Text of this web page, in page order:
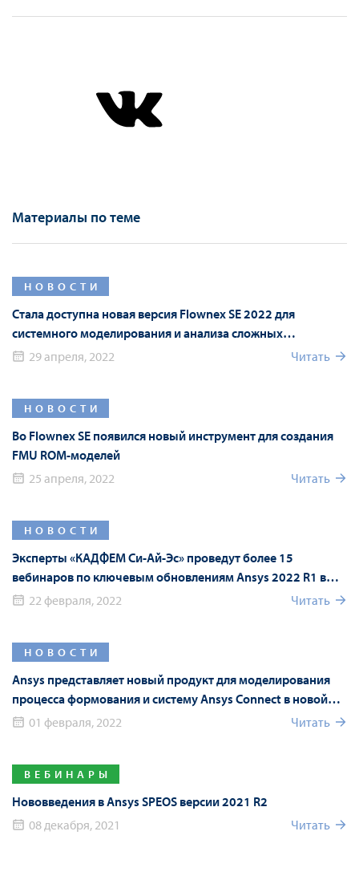
Материалы по теме
НОВОСТИ
Стала доступна новая версия Flownex SE 2022 для
системного моделирования и анализа сложных
гидравлических систем
29 апреля, 2022 Читать
НОВОСТИ
Во Flownex SE появился новый инструмент для создания
FMU ROM-моделей
25 апреля, 2022
Читать
НОВОСТИ
Эксперты «КАДФЕМ Си-Ай-Эс» проведут более 15
вебинаров по ключевым обновлениям Ansys 2022 R1 в
рамках Форума Ansys
22 февраля, 2022 Читать
НОВОСТИ
Ansys представляет новый продукт для моделирования
процесса формования и систему Ansys Connect в новой
версии Ansys 2022 R1
01 февраля, 2022 Читать
ВЕБИНАРЫ
Нововведения в Ansys SPEOS версии 2021 R2
08 декабря, 2021
Читать